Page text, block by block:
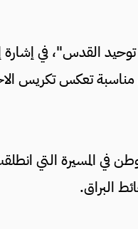
القدس"، في إشارة
الفلسطينيون مناسبة تعكس
مشاركة أكثر من 50 ألف مستوطن في
البراق.